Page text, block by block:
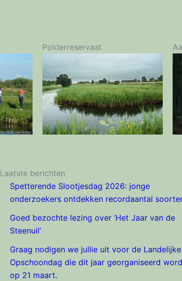
Polderreservaat
Laatste berichten
Spetterende Slootjesdag 2026: jonge
onderzoekers ontdekken recordaantal
Goed bezochte lezing over ‘Het Jaar van de
Steenuil’
Graag nodigen we jullie uit voor de Landelijke
Opschoondag die dit jaar georganiseerd
op 21 maart.